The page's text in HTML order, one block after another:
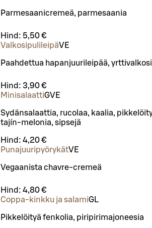
Parmesaanicremeä, parmesaania
Hind: 5,50 €
ValkosipulileipäVE
Paahdettua hapanjuurileipää,
Hind: 3,90 €
MinisalaattiGVE
Sydänsalaattia, rucolaa, kaalia,
tajín-melonia, sipsejä
Hind: 4,20 €
PunajuuripyörykätVE
Vegaanista chavre-cremeä
Hind: 4,80 €
Coppa-kinkku ja salamiGL
Pikkelöityä fenkolia, piripirimajoneesia